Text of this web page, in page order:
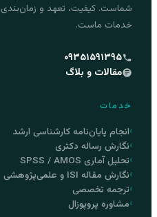
شماست. کیفیت، تعهد و
خدمات ماست.
۰۹۳۵۱۵۹۱۳۹۵
مقالات و بلاگ
خدمات
انجام پایان‌نامه کارشناسی ارشد
نگارش رساله دکتری
تحلیل آماری SPSS / AMOS
نگارش مقاله ISI و علمی‌پژوهشی
ترجمه تخصصی
مشاوره پروپوزال